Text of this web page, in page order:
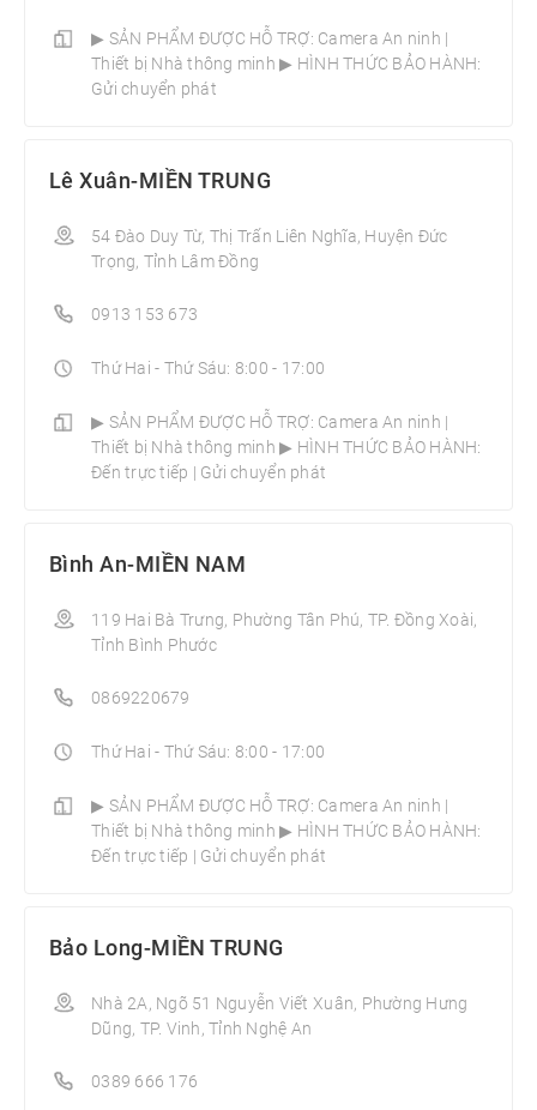
▶ SẢN PHẨM ĐƯỢC HỖ TRỢ: Camera An ninh |
Thiết bị Nhà thông minh­ ▶ HÌNH THỨC BẢO HÀNH:
Gửi chuyển phát
Lê Xuân-MIỀN TRUNG
54 Đào Duy Từ, Thị Trấn Liên Nghĩa, Huyện Đức
Trọng, Tỉnh Lâm Đồng
0913 153 673
Thứ Hai - Thứ Sáu: 8:00 - 17:00
▶ SẢN PHẨM ĐƯỢC HỖ TRỢ: Camera An ninh |
Thiết bị Nhà thông minh­ ▶ HÌNH THỨC BẢO HÀNH:
Đến trực tiếp | Gửi chuyển phát
Bình An-MIỀN NAM
119 Hai Bà Trưng, Phường Tân Phú, TP. Đồng Xoài,
Tỉnh Bình Phước
0869220679
Thứ Hai - Thứ Sáu: 8:00 - 17:00
▶ SẢN PHẨM ĐƯỢC HỖ TRỢ: Camera An ninh |
Thiết bị Nhà thông minh­ ▶ HÌNH THỨC BẢO HÀNH:
Đến trực tiếp | Gửi chuyển phát
Bảo Long-MIỀN TRUNG
Nhà 2A, Ngõ 51 Nguyễn Viết Xuân, Phường Hưng
Dũng, TP. Vinh, Tỉnh Nghệ An
0389 666 176